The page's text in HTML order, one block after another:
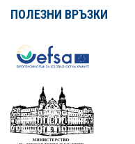
ПОЛЕЗНИ ВРЪЗКИ